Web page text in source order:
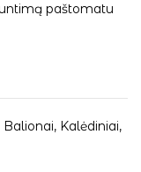
paštomatu
Balionai, Kalėdiniai,